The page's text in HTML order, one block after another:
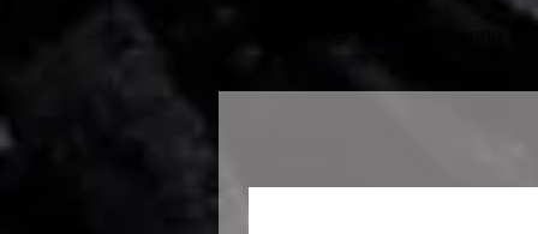
Na zalogi. DDV vštet v ceno.